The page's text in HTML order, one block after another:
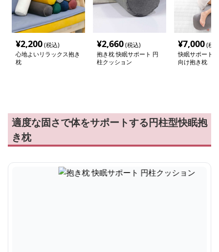
¥2,200(税込)
心地よいリラックス抱き
枕
¥2,660(税込)
抱き枕 快眠サポート 円
柱クッション
¥7,000(税
快眠サポート
向け抱き枕
適度な固さで体をサポートする円柱型快眠抱
き枕